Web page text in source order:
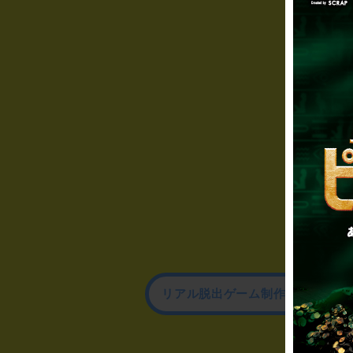
リアル脱出ゲーム制作のお問い合